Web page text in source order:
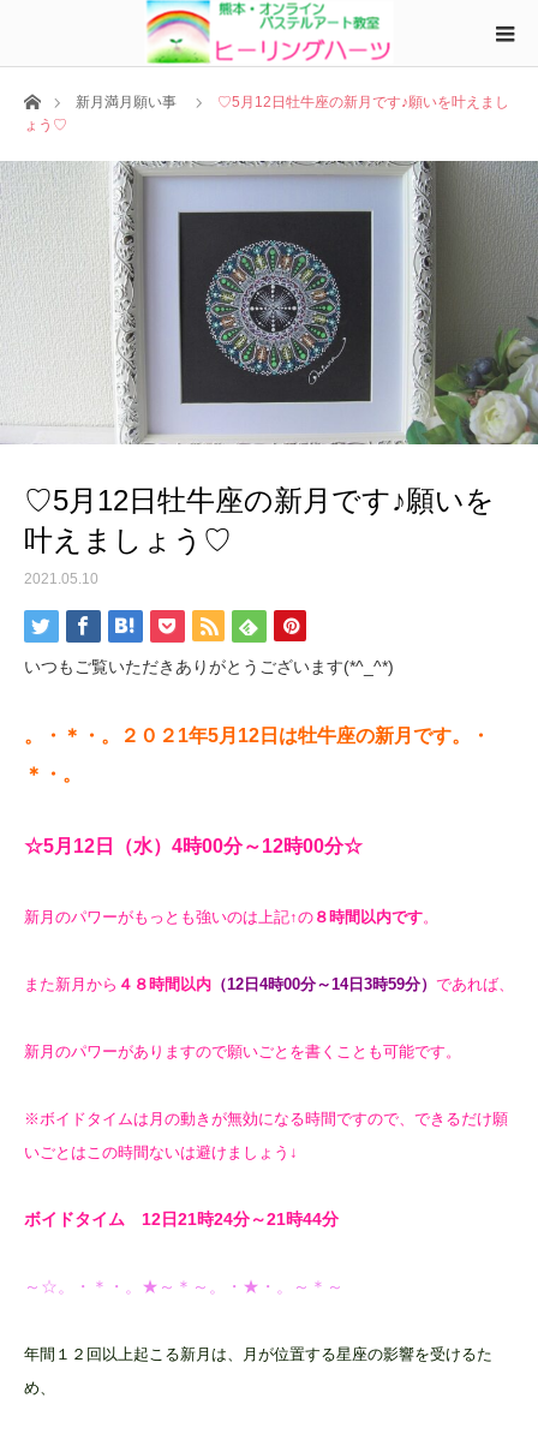
ホーム新月満月願い事
♡5月12日牡牛座の新月です♪願いを叶えまし
ょう♡
♡5月12日牡牛座の新月です♪願いを
叶えましょう♡
2021.05.10
いつもご覧いただきありがとうございます(*^_^*)
。・＊・。２０２1年5月 12 日は牡牛座の新月 です。・
＊・。
☆5月12 日（水）4時00分～12時00分☆
新月のパワーがもっとも強いのは上記↑の ８時間以内です。
また新月から ４８時間以内 （12日4時00分～14日3時59分） であれば、
新月のパワーがありますので願いごとを書くことも可能です。
※ボイドタイムは月の動きが無効になる時間ですので、できるだけ願
いごとはこの時間ないは避けましょう↓
ボイドタイム 12日21時24分～21時44分
～☆。・＊・。★～＊～。・★・。～＊～
年間１２回以上起こる新月は、月が位置する星座の影響を受けるた
め、